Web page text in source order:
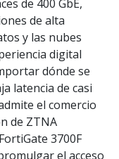
de 400 GbE,
de alta
y las nubes
digital
dónde se
latencia de casi
el comercio
de ZTNA
3700F
el acceso